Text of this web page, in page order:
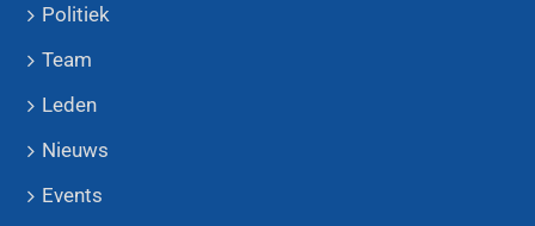
Politiek
Team
Leden
Nieuws
Events